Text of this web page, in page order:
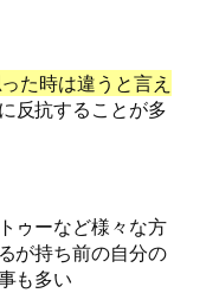
た時は違うと言え
反抗することが多
ゥーなど様々な方
が持ち前の自分の
も多い